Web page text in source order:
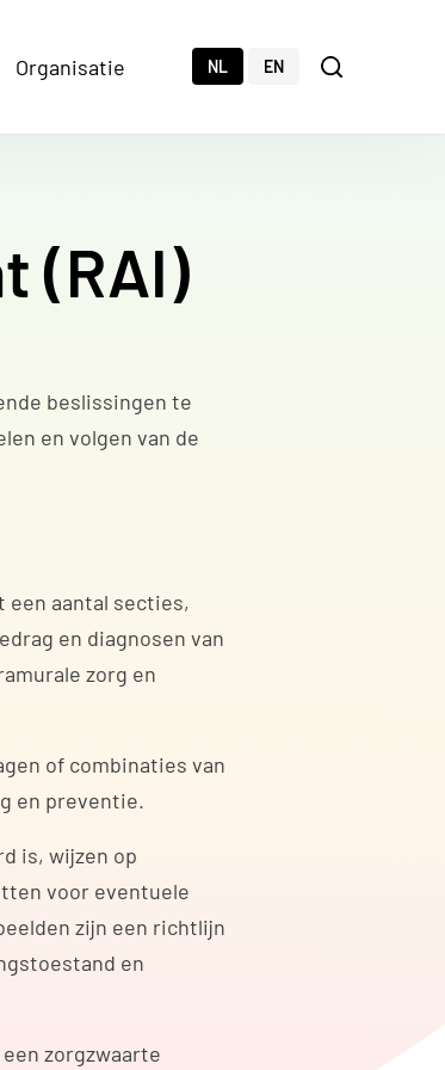
Organisatie NL EN
(RAI)
beslissingen te
en volgen van de
aantal secties,
en diagnosen van
zorg en
of combinaties van
en preventie.
is, wijzen op
voor eventuele
zijn een richtlijn
en
zorgzwaarte